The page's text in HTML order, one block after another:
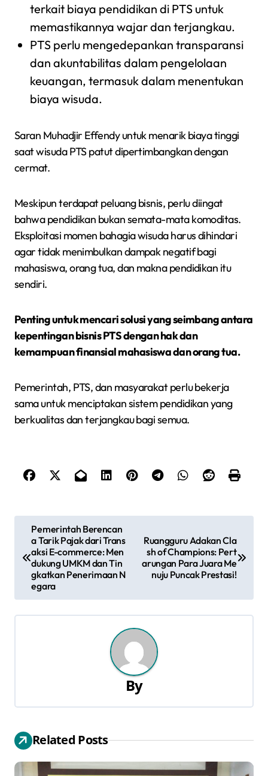
terkait biaya pendidikan di PTS untuk
memastikannya wajar dan terjangkau.
PTS perlu mengedepankan transparansi
dan akuntabilitas dalam pengelolaan
keuangan, termasuk dalam menentukan
biaya wisuda.
Saran Muhadjir Effendy untuk menarik biaya tinggi
saat wisuda PTS patut dipertimbangkan dengan
cermat.
Meskipun terdapat peluang bisnis, perlu diingat
bahwa pendidikan bukan semata-mata komoditas.
Eksploitasi momen bahagia wisuda harus dihindari
agar tidak menimbulkan dampak negatif bagi
mahasiswa, orang tua, dan makna pendidikan itu
sendiri.
Penting untuk mencari solusi yang seimbang antara
kepentingan bisnis PTS dengan hak dan
kemampuan finansial mahasiswa dan orang tua.
Pemerintah, PTS, dan masyarakat perlu bekerja
sama untuk menciptakan sistem pendidikan yang
berkualitas dan terjangkau bagi semua.
a
i
i
o
Pemerintah Berencan
a Tarik Pajak dari Trans
aksi E-commerce: Men
dukung UMKM dan Tin
gkatkan Penerimaan N
egara
Ruangguru Adakan Cla
sh of Champions: Pert
arungan Para Juara Me
nuju Puncak Prestasi!
By
Related Posts